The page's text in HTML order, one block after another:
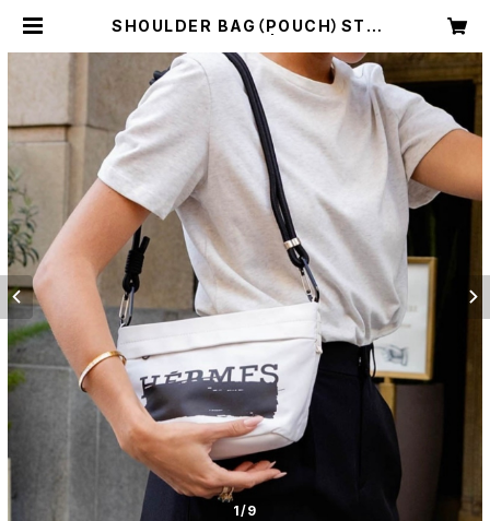
SHOULDER BAG（POUCH）STR
A
1/9